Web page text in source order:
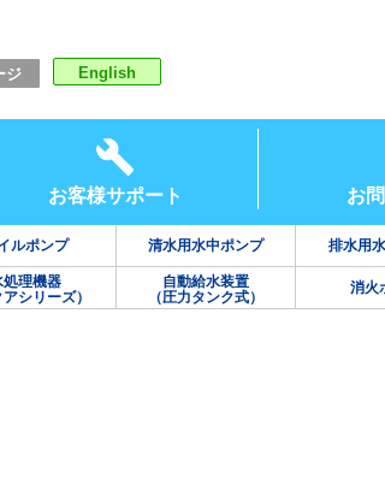
ジ English
お客様サポート お
ルポンプ 清水用水中ポンプ 排水用
処理機器
アシリーズ）
自動給水装置
（圧力タンク式）
消火